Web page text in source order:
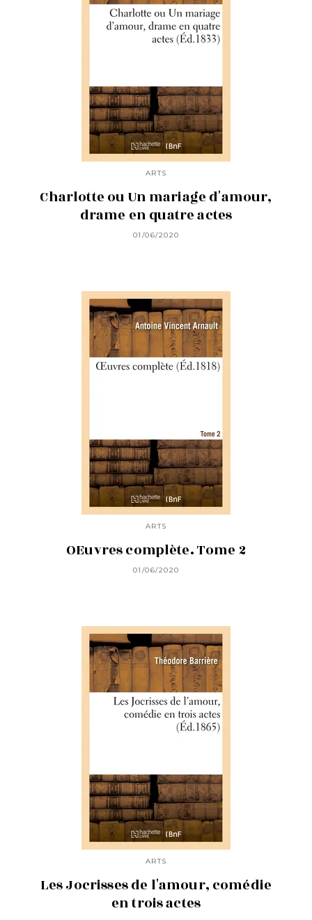
ARTS
Charlotte ou Un mariage d'amour,
drame en quatre actes
01/06/2020
ARTS
OEuvres complète. Tome 2
01/06/2020
ARTS
Les Jocrisses de l'amour, comédie
en trois actes